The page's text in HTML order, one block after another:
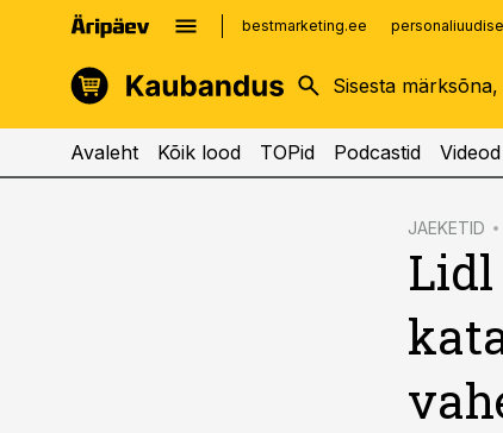
bestmarketing.ee
kinnisvarauudised.ee
logistikauudised.ee
imelineajalugu.ee
Avaleht Kõik lood TOPid Podcastid Videod
JAEKETID